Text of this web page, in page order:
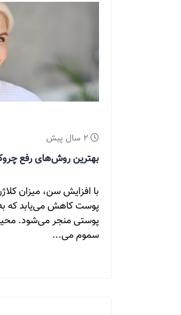
2 سال پیش
بهترین روش‌های رفع چروک
با افزایش سن، میزان
پوست کاهش می‌یابد که
پوستی منجر می‌شود.
سموم می...